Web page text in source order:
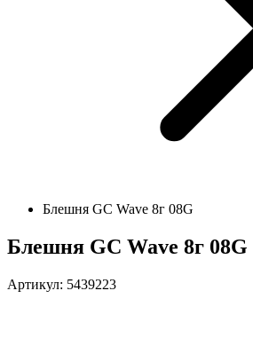
Блешня GC Wave 8г 08G
Блешня GC Wave 8г 08G
Артикул: 5439223